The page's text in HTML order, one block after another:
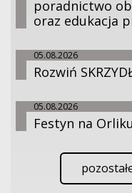
wizyt i załatwianie
poradnictwo
oraz edukacja
05.08.2026
Rozwiń
05.08.2026
Festyn na